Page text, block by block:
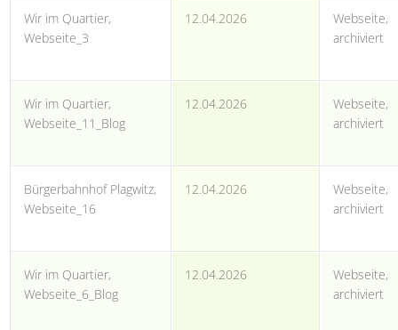
Wir im Quartier,
Webseite_3
12.04.2026
Webseite,
archiviert
Wir im Quartier,
Webseite_11_Blog
12.04.2026
Webseite,
archiviert
Bürgerbahnhof Plagwitz,
Webseite_16
12.04.2026
Webseite,
archiviert
Wir im Quartier,
Webseite_6_Blog
12.04.2026
Webseite,
archiviert